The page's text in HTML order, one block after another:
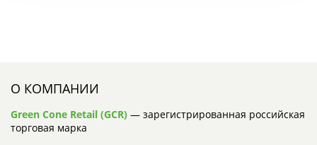
О КОМПАНИИ
Green Cone Retail (GCR) — зарегистрированная российская
торговая марка